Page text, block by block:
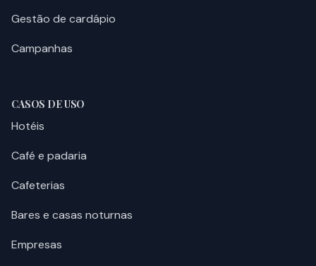
Gestão de cardápio
Campanhas
CASOS DE USO
Hotéis
Café e padaria
Cafeterias
Bares e casas noturnas
Empresas